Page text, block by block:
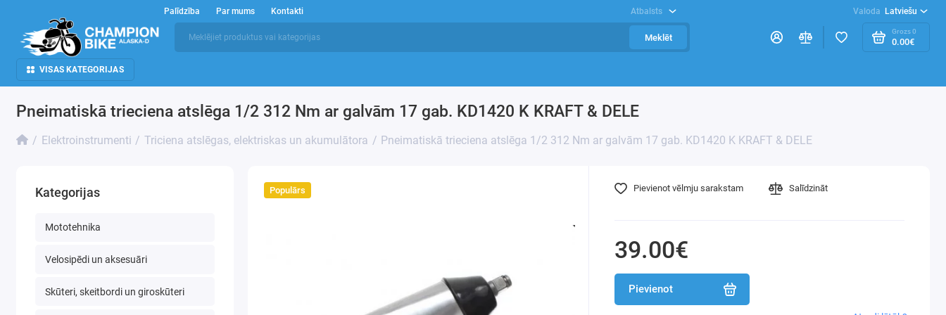
Palīdzība Par mums Kontakti Atbalsts Valoda Latviešu
Meklēt
Grozs0
0.00€
VISAS KATEGORIJAS
Pneimatiskā trieciena atslēga 1/2 312 Nm ar galvām 17 gab. KD1420 K KRAFT & DELE
Elektroinstrumenti Triciena atslēgas, elektriskas un akumulātora Pneimatiskā trieciena atslēga 1/2 312 Nm ar galvām 17 gab. KD1420 K KRAFT & DELE
Kategorijas
Mototehnika
Velosipēdi un aksesuāri
Skūteri, skeitbordi un giroskūteri
Populārs
39.00€
Pievienot
Pievienot vēlmju sarakstam Salīdzināt